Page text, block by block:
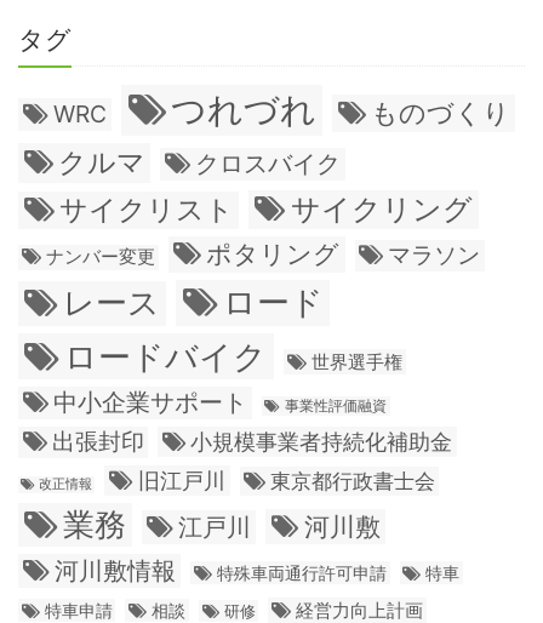
タグ
WRC つれづれ ものづくり
クルマ クロスバイク
サイクリスト サイクリング
ナンバー変更 ポタリング マラソン
レース
ロード
ロードバイク
世界選手権
中小企業サポート 事業性評価融資
出張封印 小規模事業者持続化補助金
改正情報 旧江戸川 東京都行政書士会
業務 江戸川
河川敷
河川敷情報
特殊車両通行許可申請
特車
特車申請
相談 研修 経営力向上計画